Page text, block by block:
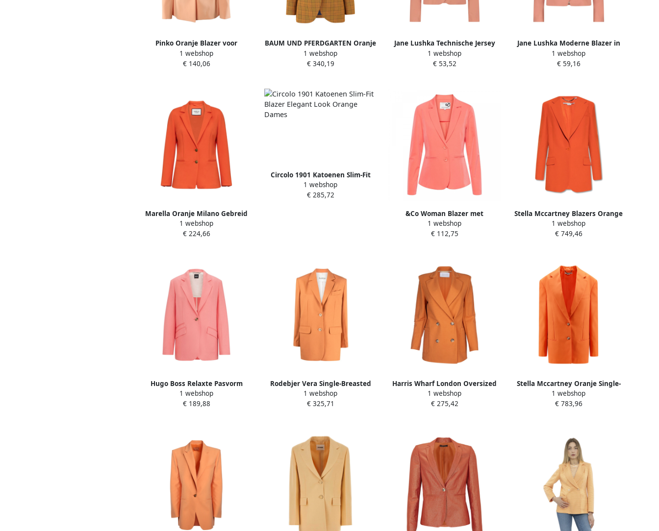
Pinko Oranje Blazer voor
Vrouwen Orange Dames
1 webshop
€ 140,06
BAUM UND PFERDGARTEN Oranje
Geruite Blazer Orange Dames
1 webshop
€ 340,19
Jane Lushka Technische Jersey
Blazer | Abrikoos Orange Dames
1 webshop
€ 53,52
Jane Lushka Moderne Blazer in
Technisch Jersey Orange Dames
1 webshop
€ 59,16
Marella Oranje Milano Gebreid
Blazer Jas Orange Dames
1 webshop
€ 224,66
Circolo 1901 Katoenen Slim-Fit
Blazer Elegant Look Orange
Dames
1 webshop
€ 285,72
&Co Woman Blazer met
ruitpatroon Orange Dames
1 webshop
€ 112,75
Stella Mccartney Blazers Orange
Dames
1 webshop
€ 749,46
Hugo Boss Relaxte Pasvorm
Linnen Twill Jas Jopeta Pink
Dames
1 webshop
€ 189,88
Rodebjer Vera Single-Breasted
Blazer Orange Dames
1 webshop
€ 325,71
Harris Wharf London Oversized
Double-Breasted Blazer Orange
Dames
1 webshop
€ 275,42
Stella Mccartney Oranje Single-
Breasted Blazer Orange Dames
1 webshop
€ 783,96